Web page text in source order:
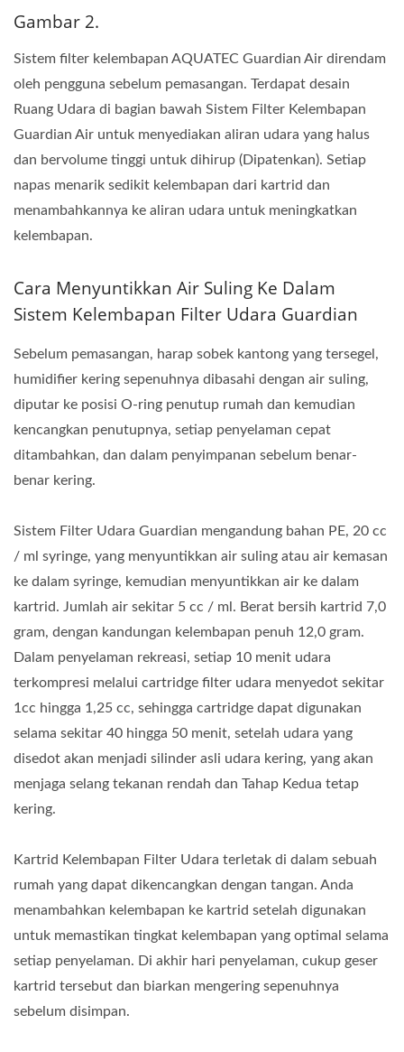
Gambar 2.
Sistem filter kelembapan AQUATEC Guardian Air direndam
oleh pengguna sebelum pemasangan. Terdapat desain
Ruang Udara di bagian bawah Sistem Filter Kelembapan
Guardian Air untuk menyediakan aliran udara yang halus
dan bervolume tinggi untuk dihirup (Dipatenkan). Setiap
napas menarik sedikit kelembapan dari kartrid dan
menambahkannya ke aliran udara untuk meningkatkan
kelembapan.
Cara Menyuntikkan Air Suling Ke Dalam
Sistem Kelembapan Filter Udara Guardian
Sebelum pemasangan, harap sobek kantong yang tersegel,
humidifier kering sepenuhnya dibasahi dengan air suling,
diputar ke posisi O-ring penutup rumah dan kemudian
kencangkan penutupnya, setiap penyelaman cepat
ditambahkan, dan dalam penyimpanan sebelum benar-
benar kering.
Sistem Filter Udara Guardian mengandung bahan PE, 20 cc
/ ml syringe, yang menyuntikkan air suling atau air kemasan
ke dalam syringe, kemudian menyuntikkan air ke dalam
kartrid. Jumlah air sekitar 5 cc / ml. Berat bersih kartrid 7,0
gram, dengan kandungan kelembapan penuh 12,0 gram.
Dalam penyelaman rekreasi, setiap 10 menit udara
terkompresi melalui cartridge filter udara menyedot sekitar
1cc hingga 1,25 cc, sehingga cartridge dapat digunakan
selama sekitar 40 hingga 50 menit, setelah udara yang
disedot akan menjadi silinder asli udara kering, yang akan
menjaga selang tekanan rendah dan Tahap Kedua tetap
kering.
Kartrid Kelembapan Filter Udara terletak di dalam sebuah
rumah yang dapat dikencangkan dengan tangan. Anda
menambahkan kelembapan ke kartrid setelah digunakan
untuk memastikan tingkat kelembapan yang optimal selama
setiap penyelaman. Di akhir hari penyelaman, cukup geser
kartrid tersebut dan biarkan mengering sepenuhnya
sebelum disimpan.